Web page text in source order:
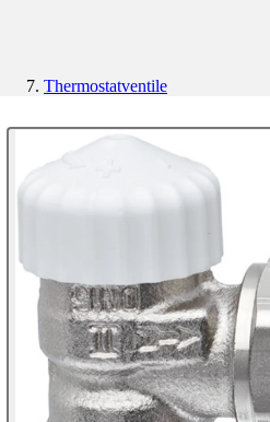
Thermostatventile